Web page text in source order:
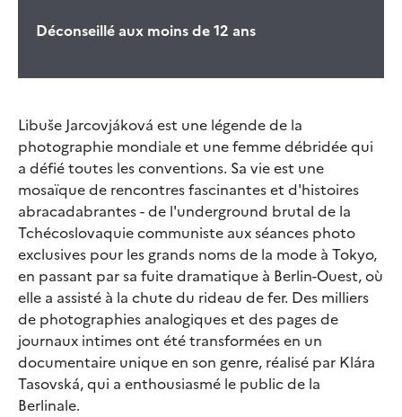
Déconseillé aux moins de 12 ans
Libuše Jarcovjáková est une légende de la
photographie mondiale et une femme débridée qui
a défié toutes les conventions. Sa vie est une
mosaïque de rencontres fascinantes et d'histoires
abracadabrantes - de l'underground brutal de la
Tchécoslovaquie communiste aux séances photo
exclusives pour les grands noms de la mode à Tokyo,
en passant par sa fuite dramatique à Berlin-Ouest, où
elle a assisté à la chute du rideau de fer. Des milliers
de photographies analogiques et des pages de
journaux intimes ont été transformées en un
documentaire unique en son genre, réalisé par Klára
Tasovská, qui a enthousiasmé le public de la
Berlinale.